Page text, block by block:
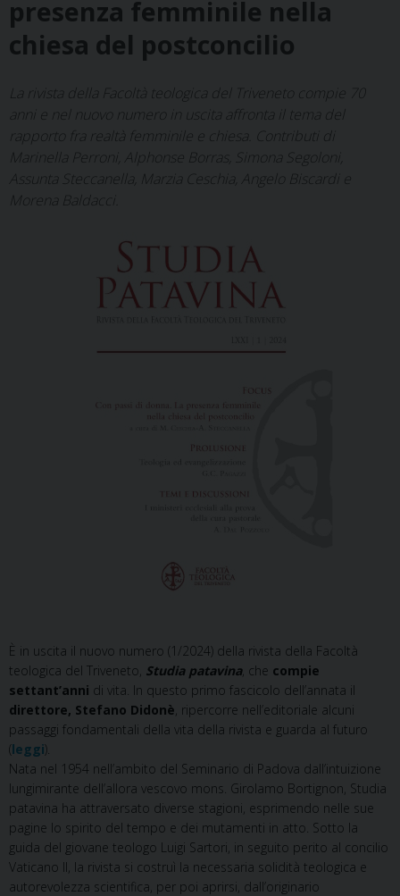
presenza femminile nella
chiesa del postconcilio
La rivista della Facoltà teologica del Triveneto compie 70
anni e nel nuovo numero in uscita affronta il tema del
rapporto fra realtà femminile e chiesa. Contributi di
Marinella Perroni, Alphonse Borras, Simona Segoloni,
Assunta Steccanella, Marzia Ceschia, Angelo Biscardi e
Morena Baldacci.
È in uscita il nuovo numero (1/2024) della rivista della Facoltà
teologica del Triveneto, Studia patavina, che compie
settant’anni di vita. In questo primo fascicolo dell’annata il
direttore, Stefano Didonè, ripercorre nell’editoriale alcuni
passaggi fondamentali della vita della rivista e guarda al futuro
(leggi).
Nata nel 1954 nell’ambito del Seminario di Padova dall’intuizione
lungimirante dell’allora vescovo mons. Girolamo Bortignon, Studia
patavina ha attraversato diverse stagioni, esprimendo nelle sue
pagine lo spirito del tempo e dei mutamenti in atto. Sotto la
guida del giovane teologo Luigi Sartori, in seguito perito al concilio
Vaticano II, la rivista si costruì la necessaria solidità teologica e
autorevolezza scientifica, per poi aprirsi, dall’originario